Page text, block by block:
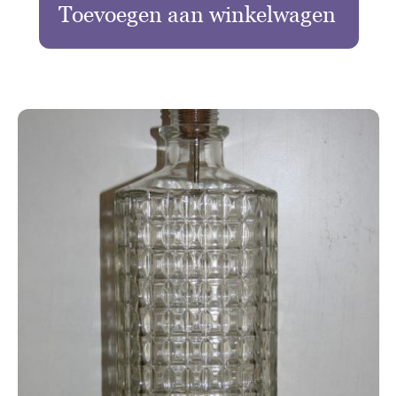
Toevoegen aan winkelwagen